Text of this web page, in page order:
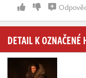
DETAIL K OZNAČENÉ